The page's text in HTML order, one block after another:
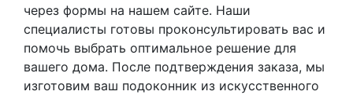
через формы на нашем сайте. Наши
специалисты готовы проконсультировать вас и
помочь выбрать оптимальное решение для
вашего дома. После подтверждения заказа, мы
изготовим ваш подоконник из искусственного